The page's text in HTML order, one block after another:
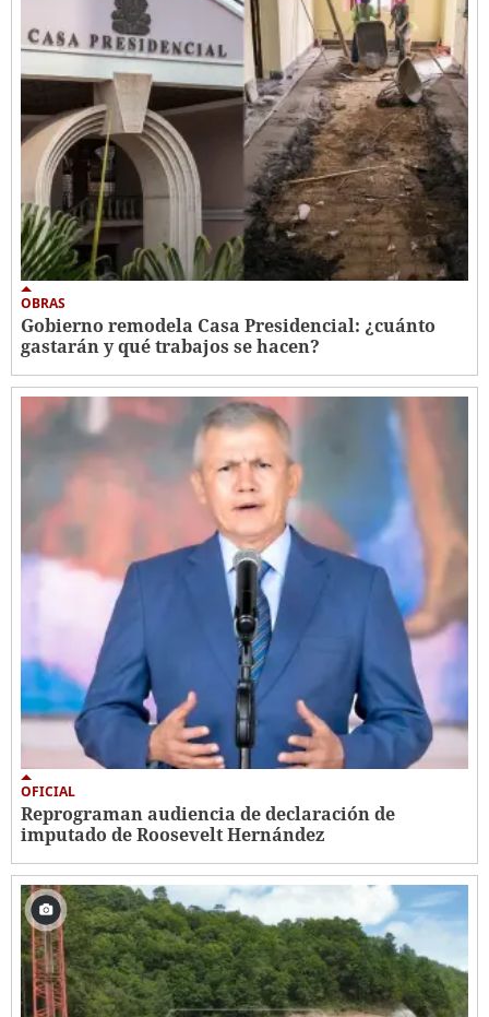
OBRAS
Gobierno remodela Casa Presidencial: ¿cuánto
gastarán y qué trabajos se hacen?
OFICIAL
Reprograman audiencia de declaración de
imputado de Roosevelt Hernández